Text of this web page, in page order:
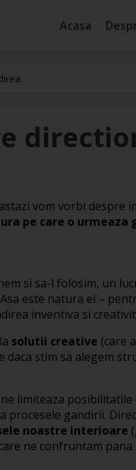
Acasa
vom vorbi despre
pe care o urmeaza
si sa-l folosim, un
Asa este natura ei –
inventiva si
solutii creative (care
stim sa alegem
limiteaza
procesele gandirii.
noastre interioare
ne confruntam